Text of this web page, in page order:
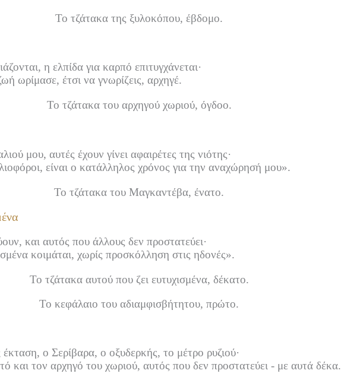
Το τζάτακα της ξυλοκόπου, έβδομο.
η ελπίδα για καρπό επιτυγχάνεται·
ωρίμασε, έτσι να γνωρίζεις, αρχηγέ.
Το τζάτακα του αρχηγού χωριού, όγδοο.
μου, αυτές έχουν γίνει αφαιρέτες της νιότης·
είναι ο κατάλληλος χρόνος για την αναχώρησή μου».
Το τζάτακα του Μαγκαντέβα, ένατο.
και αυτός που άλλους δεν προστατεύει·
κοιμάται, χωρίς προσκόλληση στις ηδονές».
Το τζάτακα αυτού που ζει ευτυχισμένα, δέκατο.
Το κεφάλαιο του αδιαμφισβήτητου, πρώτο.
ο Σερίβαρα, ο οξυδερκής, το μέτρο ρυζιού·
και τον αρχηγό του χωριού, αυτός που δεν προστατεύει - με αυτά δέκα.